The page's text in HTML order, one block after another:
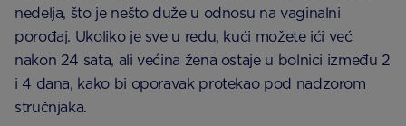
nedelja, što je nešto duže u odnosu na vaginalni
porođaj. Ukoliko je sve u redu, kući možete ići već
nakon 24 sata, ali većina žena ostaje u bolnici između 2
i 4 dana, kako bi oporavak protekao pod nadzorom
stručnjaka.